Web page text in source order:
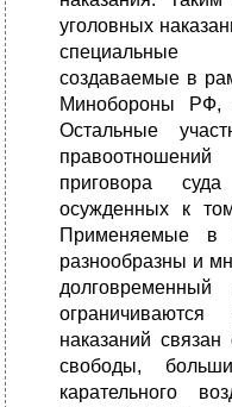
уголовных
специальные
создаваемые в
Минобороны РФ,
Остальные
приговора
осужденных к
Применяемые в
разнообразны и
наказаний
свободы,
карательного